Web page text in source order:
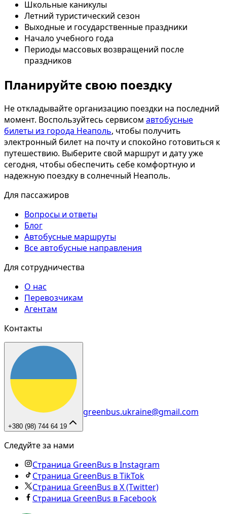
Школьные каникулы
Летний туристический сезон
Выходные и государственные праздники
Начало учебного года
Периоды массовых возвращений после
праздников
Планируйте свою поездку
Не откладывайте организацию поездки на последний
момент. Воспользуйтесь сервисом автобусные
билеты из города Неаполь, чтобы получить
электронный билет на почту и спокойно готовиться к
путешествию. Выберите свой маршрут и дату уже
сегодня, чтобы обеспечить себе комфортную и
надежную поездку в солнечный Неаполь.
Для пассажиров
Вопросы и ответы
Блог
Автобусные маршруты
Все автобусные направления
Для сотрудничества
О нас
Перевозчикам
Агентам
Контакты
+380 (98) 744 64 19
greenbus.ukraine@gmail.com
Следуйте за нами
Страница GreenBus в Instagram
Страница GreenBus в TikTok
Страница GreenBus в X (Twitter)
Страница GreenBus в Facebook